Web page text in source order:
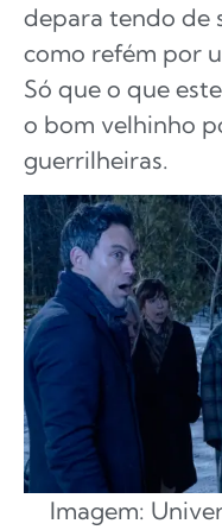
depara tendo de
como refém por
Só que o que
o bom velhinho
guerrilheiras.
Imagem: